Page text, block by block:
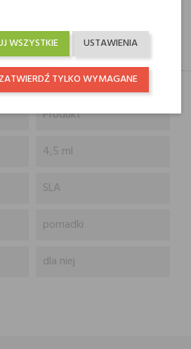
GPSR RECENZJE(0)
Produkt
4,5 ml
SLA
pomadki
dla niej
USTAWIENIA
WSZYSTKIE
ZATWIERDŹ TYLKO WYMAGANE